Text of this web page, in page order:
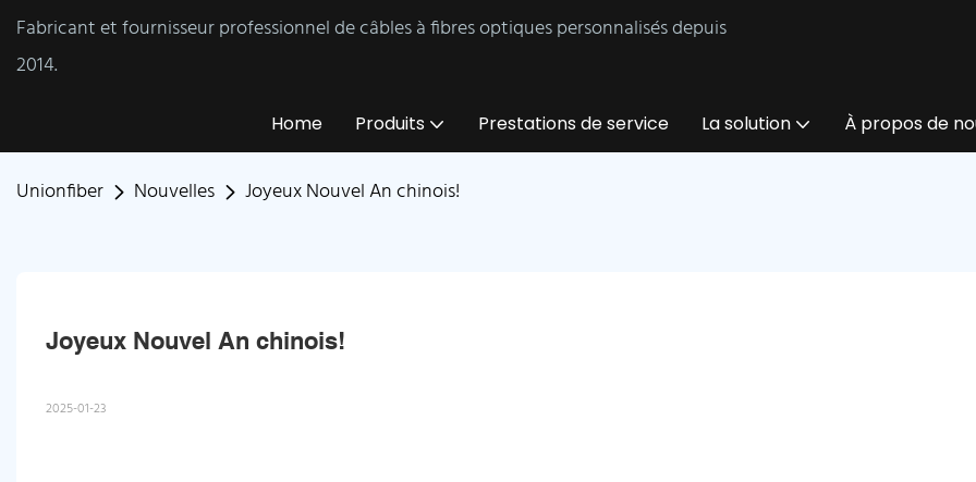
Fabricant et fournisseur professionnel de câbles à fibres optiques personnalisés depuis
2014.
Home Produits Prestations de service La solution À propos de
Unionfiber Nouvelles Joyeux Nouvel An chinois!
Joyeux Nouvel An chinois!
2025-01-23